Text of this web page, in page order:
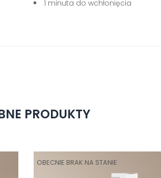
1 minuta do wchłonięcia
PRODUKTY
OBECNIE BRAK NA STANIE